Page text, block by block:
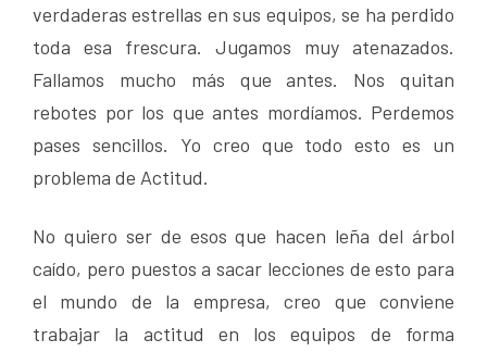
verdaderas estrellas en sus equipos, se ha perdido
toda esa frescura. Jugamos muy atenazados.
Fallamos mucho más que antes. Nos quitan
rebotes por los que antes mordíamos. Perdemos
pases sencillos. Yo creo que todo esto es un
problema de Actitud.
No quiero ser de esos que hacen leña del árbol
caído, pero puestos a sacar lecciones de esto para
el mundo de la empresa, creo que conviene
trabajar la actitud en los equipos de forma